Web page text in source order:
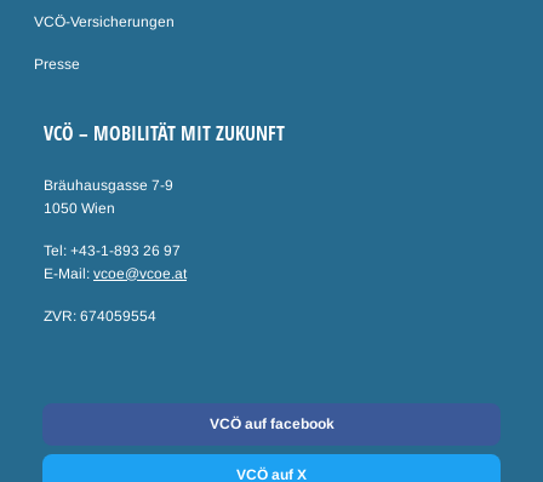
VCÖ-Versicherungen
Presse
VCÖ – MOBILITÄT MIT ZUKUNFT
Bräuhausgasse 7-9
1050 Wien
Tel: +43-1-893 26 97
E-Mail: vcoe@vcoe.at
ZVR: 674059554
VCÖ auf facebook
VCÖ auf X